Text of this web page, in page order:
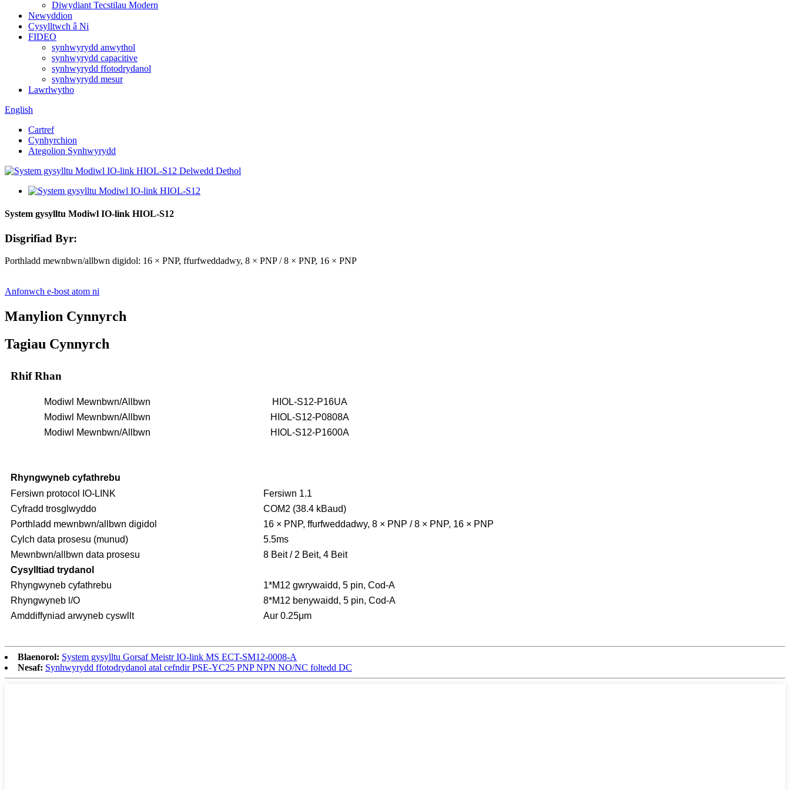
Diwydiant Tecstilau Modern
Newyddion
Cysylltwch â Ni
FIDEO
synhwyrydd anwythol
synhwyrydd capacitive
synhwyrydd ffotodrydanol
synhwyrydd mesur
Lawrlwytho
English
Cartref
Cynhyrchion
Ategolion Synhwyrydd
System gysylltu Modiwl IO-link HIOL-S12
Disgrifiad Byr:
Porthladd mewnbwn/allbwn digidol: 16 × PNP, ffurfweddadwy, 8 × PNP / 8 × PNP, 16 × PNP
Anfonwch e-bost atom ni
Manylion Cynnyrch
Tagiau Cynnyrch
Rhif Rhan
Modiwl Mewnbwn/Allbwn
HIOL-S12-P16UA
Modiwl Mewnbwn/Allbwn
HIOL-S12-P0808A
Modiwl Mewnbwn/Allbwn
HIOL-S12-P1600A
Rhyngwyneb cyfathrebu
Fersiwn protocol IO-LINK
Fersiwn 1.1
Cyfradd trosglwyddo
COM2 (38.4 kBaud)
Porthladd mewnbwn/allbwn digidol
16 × PNP, ffurfweddadwy, 8 × PNP / 8 × PNP, 16 × PNP
Cylch data prosesu (munud)
5.5ms
Mewnbwn/allbwn data prosesu
8 Beit / 2 Beit, 4 Beit
Cysylltiad trydanol
Rhyngwyneb cyfathrebu
1*M12 gwrywaidd, 5 pin, Cod-A
Rhyngwyneb l/O
8*M12 benywaidd, 5 pin, Cod-A
Amddiffyniad arwyneb cyswllt
Aur 0.25μm
Blaenorol: System gysylltu Gorsaf Meistr IO-link MS ECT-SM12-0008-A
Nesaf: Synhwyrydd ffotodrydanol atal cefndir PSE-YC25 PNP NPN NO/NC foltedd DC